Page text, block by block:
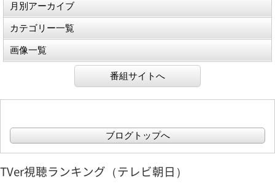
月別アーカイブ
カテゴリー一覧
画像一覧
番組サイトへ
ブログトップへ
TVer視聴ランキング（テレビ朝日）